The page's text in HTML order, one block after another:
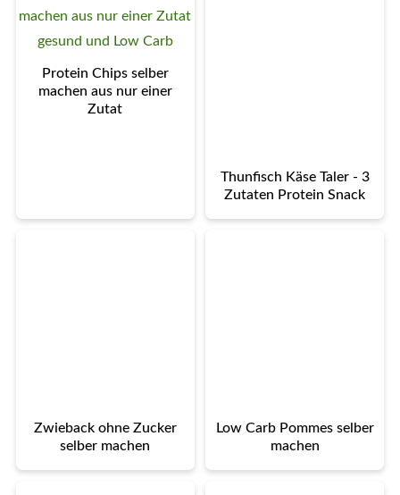
Protein Chips selber
machen aus nur einer
Zutat
Thunfisch Käse Taler - 3
Zutaten Protein Snack
Zwieback ohne Zucker
selber machen
Low Carb Pommes selber
machen